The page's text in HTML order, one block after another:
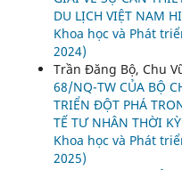
DU LỊCH VIỆT NAM
Khoa học và Phát
2024)
Trần Đăng Bộ, Chu
68/NQ-TW CỦA BỘ
TRIỂN ĐỘT PHÁ
TẾ TƯ NHÂN THỜI
Khoa học và Phát
2025)